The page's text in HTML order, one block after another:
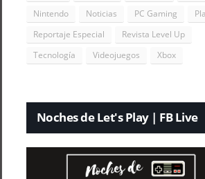
Nintendo
Noticias PC Gaming
Reportaje Especial
Revista Level Up
Tecnología
Videojuegos Xbox
Noches de Let's Play | FB Live